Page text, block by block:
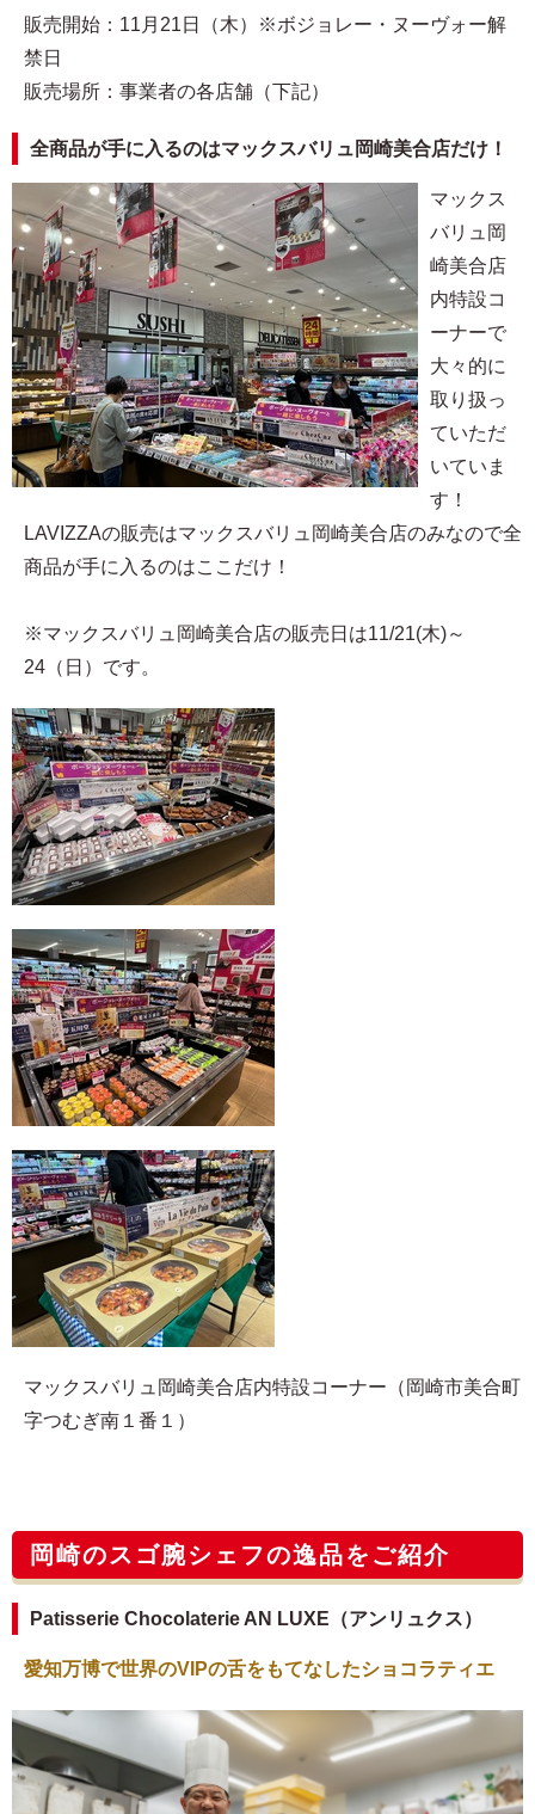
販売開始：11月21日（木）※ボジョレー・ヌーヴォー解
禁日
販売場所：事業者の各店舗（下記）
全商品が手に入るのはマックスバリュ岡崎美合店だけ！
マックス
バリュ岡
崎美合店
内特設コ
ーナーで
大々的に
取り扱っ
ていただ
いていま
す！
LAVIZZAの販売はマックスバリュ岡崎美合店のみなので全
商品が手に入るのはここだけ！
※マックスバリュ岡崎美合店の販売日は11/21(木)～
24（日）です。
マックスバリュ岡崎美合店内特設コーナー（岡崎市美合町
字つむぎ南１番１）
岡崎のスゴ腕シェフの逸品をご紹介
Patisserie Chocolaterie AN LUXE（アンリュクス）
愛知万博で世界のVIPの舌をもてなしたショコラティエ